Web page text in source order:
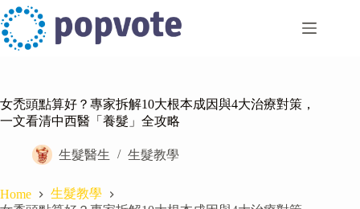
Skip
to
content
女禿頭點算好？專家拆解10大根本成因與4大治療對策，
一文看清中西醫「養髮」全攻略
生髮醫生 生髮教學
Home
生髮教學